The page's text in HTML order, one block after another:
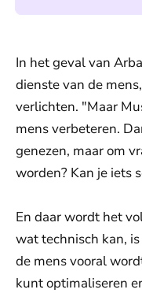
In het geval van
dienste van de
verlichten. "Maar
mens verbeteren.
genezen, maar om
worden? Kan je iets
En daar wordt het
wat technisch kan,
de mens vooral
kunt optimaliseren